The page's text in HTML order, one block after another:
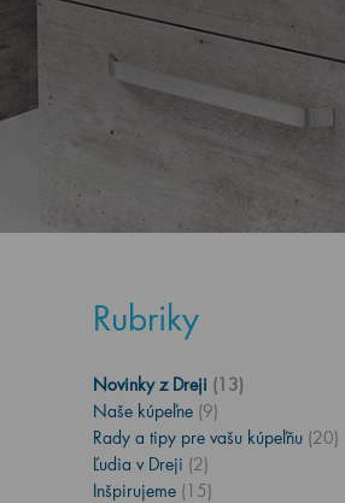
Rubriky
Novinky z Dreji (13)
Naše kúpeľne (9)
Rady a tipy pre vašu kúpeľňu (20)
Ľudia v Dreji (2)
Inšpirujeme (15)